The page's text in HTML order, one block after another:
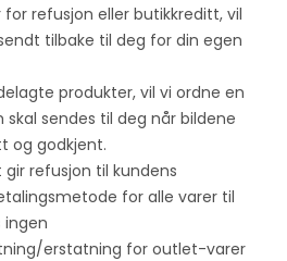
for refusjon eller butikkreditt, vil
tilbake til deg for din egen
produkter, vil vi ordne en
sendes til deg når bildene
og godkjent.
gir refusjon til kundens
for alle varer til
ingen
erstatning for outlet-varer